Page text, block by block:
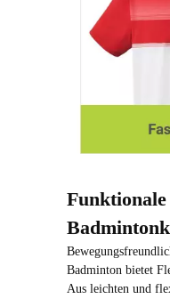
Funktionale
Badminton bietet
Aus leichten und